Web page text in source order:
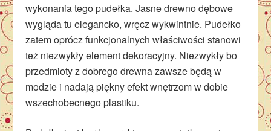
wykonania tego pudełka. Jasne drewno dębowe
wygląda tu elegancko, wręcz wykwintnie. Pudełko
zatem oprócz funkcjonalnych właściwości stanowi
też niezwykły element dekoracyjny. Niezwykły bo
przedmioty z dobrego drewna zawsze będą w
modzie i nadają piękny efekt wnętrzom w dobie
wszechobecnego plastiku.